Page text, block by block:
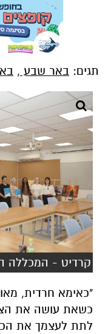
תגים: באר שבע ,
קרדיט - המכללה
"כאימא חרדית,
כשאת עושה את
לתת לעצמך את